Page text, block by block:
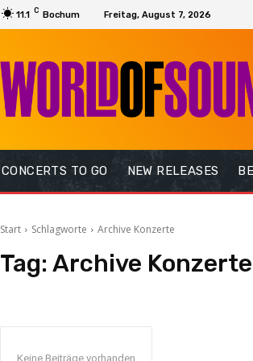
11.1 C Bochum Freitag, August 7, 2026
CONCERTS TO GO NEW RELEASES
Start Schlagworte Archive Konzerte
Tag: Archive Konzerte
Keine Beiträge vorhanden